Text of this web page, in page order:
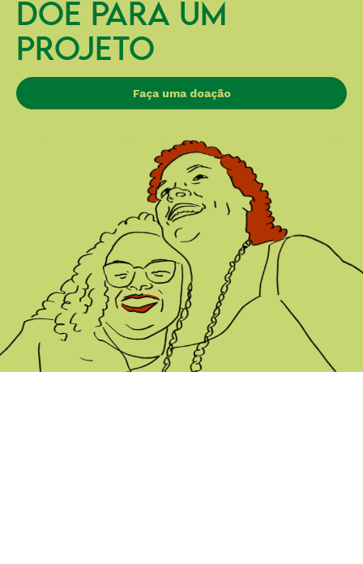
DOE PARA UM
PROJETO
Faça uma doação